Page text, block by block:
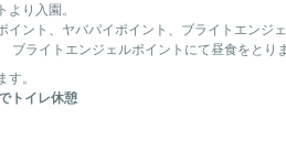
り入園。
ント、ヤバパイポイント、ブライトエンジ
ライトエンジェルポイントにて昼食をとりま
。
トイレ休憩